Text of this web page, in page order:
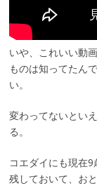
いや、これいい動
ものは知ってたん
い。
変わってないとい
る。
コエダイにも現在
残しておいて、お